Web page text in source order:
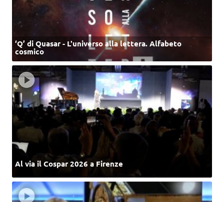
‘Q’ di Quasar - L'universo alla lettera. Alfabeto
cosmico
Al via il Cospar 2026 a Firenze